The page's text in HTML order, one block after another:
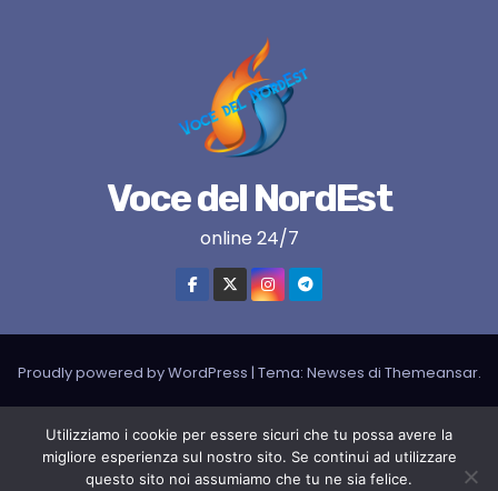
Voce del NordEst
online 24/7
Proudly powered by WordPress | Tema: Newses di Themeansar.
LIVE RADIO
RADIONORDEST
Il mio account
Utilizziamo i cookie per essere sicuri che tu possa avere la
migliore esperienza sul nostro sito. Se continui ad utilizzare
questo sito noi assumiamo che tu ne sia felice.